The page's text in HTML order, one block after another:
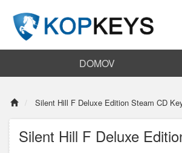
DOMOV
Silent Hill F Deluxe Edition Steam CD
Silent Hill F Deluxe